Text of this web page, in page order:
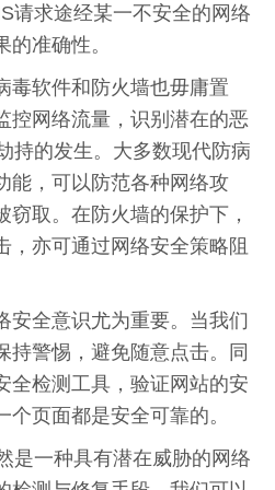
请求途经某一不安全的网络
准确性。
毒软件和防火墙也毋庸置
控网络流量，识别潜在的恶
持的发生。大多数现代防病
能，可以防范各种网络攻
取。在防火墙的保护下，
，亦可通过网络安全策略阻
安全意识尤为重要。当我们
持警惕，避免随意点击。同
全检测工具，验证网站的安
页面都是安全可靠的。
是一种具有潜在威胁的网络